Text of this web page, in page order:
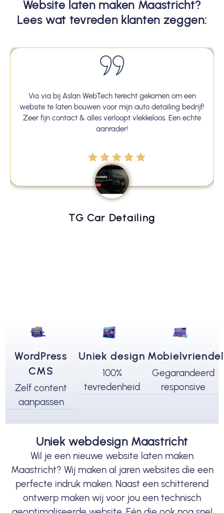
Website laten maken Maastricht?
Lees wat tevreden klanten zeggen:
TG Car Detailing
Via via bij Aslan WebTech terecht gekomen om een
website te laten bouwen voor mijn auto detailing bedrijf!
Zeer fijn contact & alles verloopt vlekkeloos. Een echte
aanrader!
WordPress
CMS
Zelf content
aanpassen
Uniek design
100%
tevredenheid
Gegarandeerd
responsive
Uniek webdesign Maastricht
Wil je een nieuwe website laten maken
Maastricht? Wij maken al jaren websites die een
perfecte indruk maken. Naast een schitterend
ontwerp maken wij voor jou een technisch